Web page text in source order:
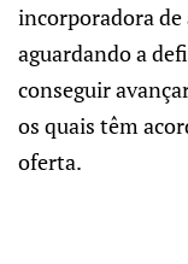
incorporadora de
aguardando a
conseguir
os quais têm
oferta.